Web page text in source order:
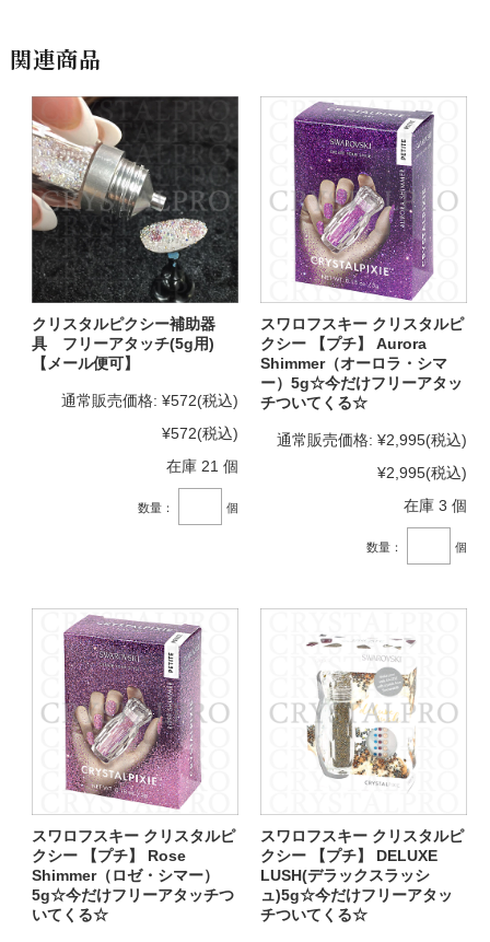
関連商品
クリスタルピクシー補助器
具 フリーアタッチ(5g用)
【メール便可】
通常販売価格: ¥572(税込)
¥572(税込)
在庫 21 個
数量： 個
スワロフスキー クリスタルピ
クシー 【プチ】 Aurora
Shimmer（オーロラ・シマ
ー）5g☆今だけフリーアタッ
チついてくる☆
通常販売価格: ¥2,995(税込)
¥2,995(税込)
在庫 3 個
数量： 個
スワロフスキー クリスタルピ
クシー 【プチ】 Rose
Shimmer（ロゼ・シマー）
5g☆今だけフリーアタッチつ
いてくる☆
スワロフスキー クリスタルピ
クシー 【プチ】 DELUXE
LUSH(デラックスラッシ
ュ)5g☆今だけフリーアタッ
チついてくる☆